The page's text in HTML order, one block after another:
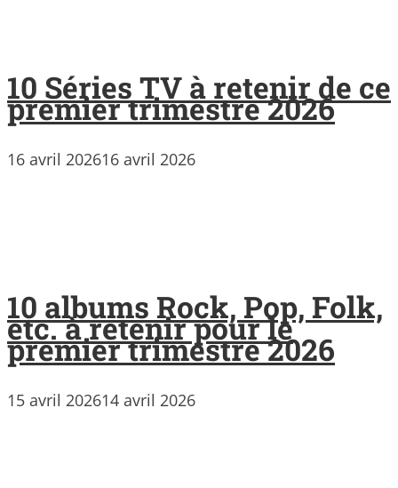
10 Séries TV à retenir de ce
premier trimestre 2026
16 avril 202616 avril 2026
10 albums Rock, Pop, Folk,
etc. à retenir pour le
premier trimestre 2026
15 avril 202614 avril 2026